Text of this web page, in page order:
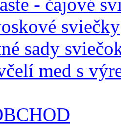
- čajové
sviečky
sady
med s